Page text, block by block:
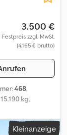
3.500 €
Festpreis zzgl. MwSt.
(4.165 € brutto)
468,
15.190 kg
455/40
ABS, *
Kleinanzeige